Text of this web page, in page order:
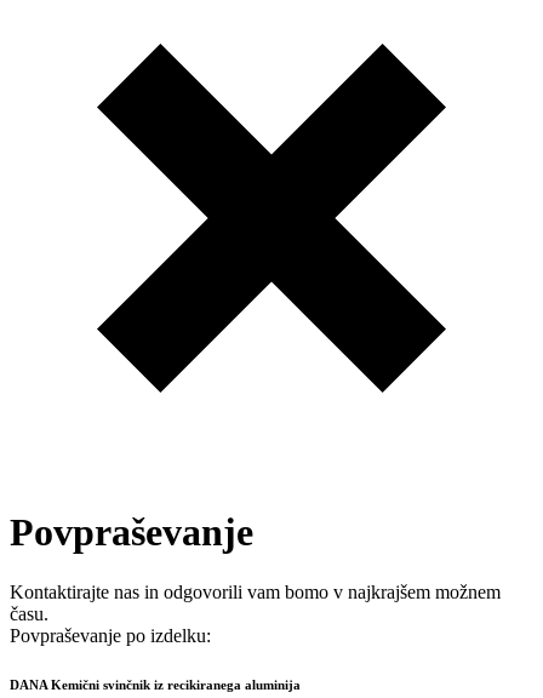
Povpraševanje
Kontaktirajte nas in odgovorili vam bomo v najkrajšem možnem
času.
Povpraševanje po izdelku:
DANA Kemični svinčnik iz recikiranega aluminija